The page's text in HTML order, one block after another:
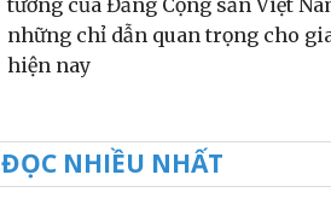
tưởng của Đảng Cộng sản Việt
những chỉ dẫn quan trọng cho
hiện nay
ĐỌC NHIỀU NHẤT